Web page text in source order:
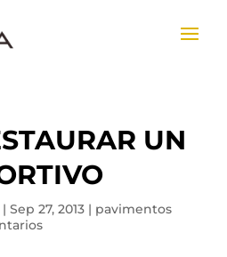
UN
Sep 27, 2013| pavimentos